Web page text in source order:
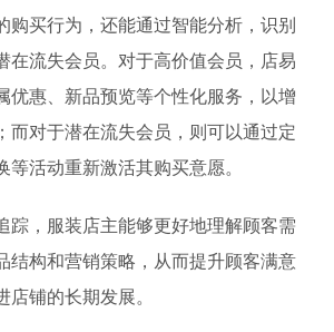
购买行为，还能通过智能分析，识别
在流失会员。对于高价值会员，店易
优惠、新品预览等个性化服务，以增
而对于潜在流失会员，则可以通过定
等活动重新激活其购买意愿。
踪，服装店主能够更好地理解顾客需
结构和营销策略，从而提升顾客满意
店铺的长期发展。